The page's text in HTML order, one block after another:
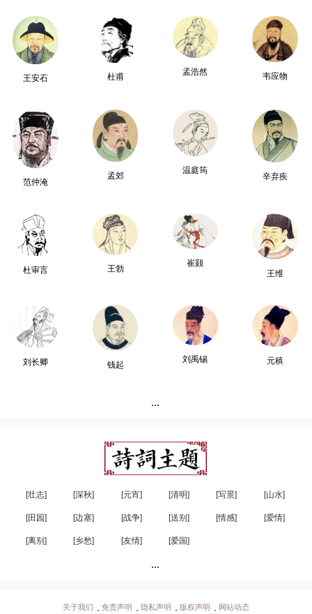
王安石 杜甫
孟浩然 韦应物
范仲淹
孟郊
温庭筠
辛弃疾
杜审言 王勃
崔颢
王维
刘长卿 钱起
刘禹锡 元稹
...
[壮志] [深秋] [元宵] [清明] [写景] [山水]
[田园] [边塞] [战争] [送别] [情感] [爱情]
[离别] [乡愁] [友情] [爱国]
...
关于我们 免责声明 隐私声明 版权声明 网站动态